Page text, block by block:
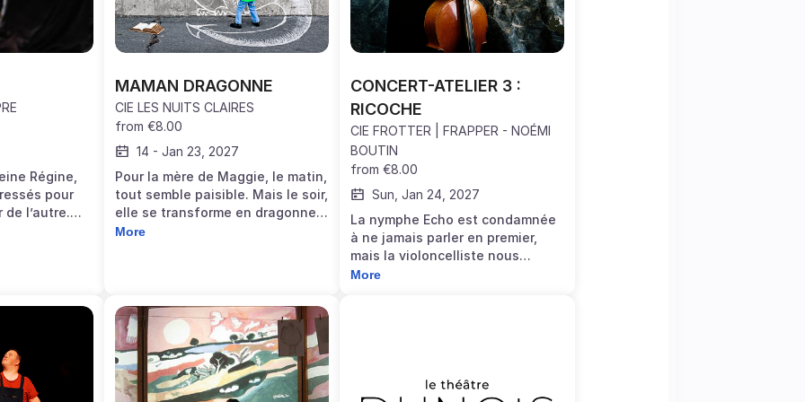
Régine,
pour
l’autre.
MAMAN DRAGONNE
CIE LES NUITS CLAIRES
from €8.00
14 - Jan 23, 2027
Pour la mère de Maggie, le matin,
tout semble paisible. Mais le soir,
elle se transforme en dragonne.
Dans un espace entre chambre
More
CONCERT-ATELIER 3 :
RICOCHE
CIE FROTTER | FRAPPER - NOÉMI
BOUTIN
from €8.00
Sun, Jan 24, 2027
La nymphe Echo est condamnée
à ne jamais parler en premier,
mais la violoncelliste nous
propose ici plutôt l'histoire d'une
More